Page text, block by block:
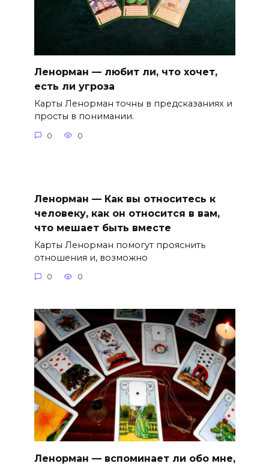
Ленорман — любит ли, что хочет,
есть ли угроза
Карты Ленорман точны в предсказаниях и
просты в понимании.
0 0
Ленорман — Как вы относитесь к
человеку, как он относится в вам,
что мешает быть вместе
Карты Ленорман помогут прояснить
отношения и, возможно
0 0
Ленорман — вспоминает ли обо мне,